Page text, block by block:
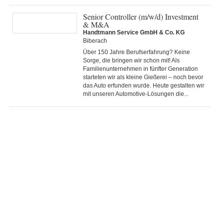
Senior Controller (m/w/d) Investment
& M&A
Handtmann Service GmbH & Co. KG
Biberach
Über 150 Jahre Berufserfahrung? Keine
Sorge, die bringen wir schon mit! Als
Familienunternehmen in fünfter Generation
starteten wir als kleine Gießerei – noch bevor
das Auto erfunden wurde. Heute gestalten wir
mit unseren Automotive-Lösungen die...